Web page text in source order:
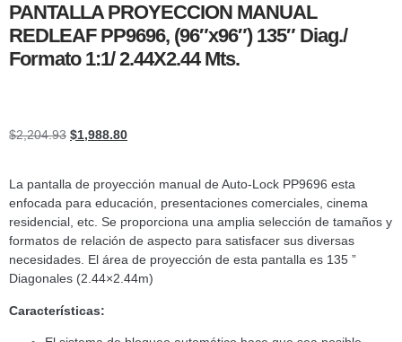
PANTALLA PROYECCION MANUAL
REDLEAF PP9696, (96″x96″) 135″ Diag./
Formato 1:1/ 2.44X2.44 Mts.
$2,204.93 $1,988.80
La pantalla de proyección manual de Auto-Lock PP9696 esta
enfocada para educación, presentaciones comerciales, cinema
residencial, etc. Se proporciona una amplia selección de tamaños y
formatos de relación de aspecto para satisfacer sus diversas
necesidades. El área de proyección de esta pantalla es 135 ”
Diagonales (2.44×2.44m)
Características: